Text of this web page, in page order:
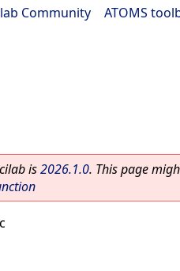
Community ATOMS
is2026.1.0. This page